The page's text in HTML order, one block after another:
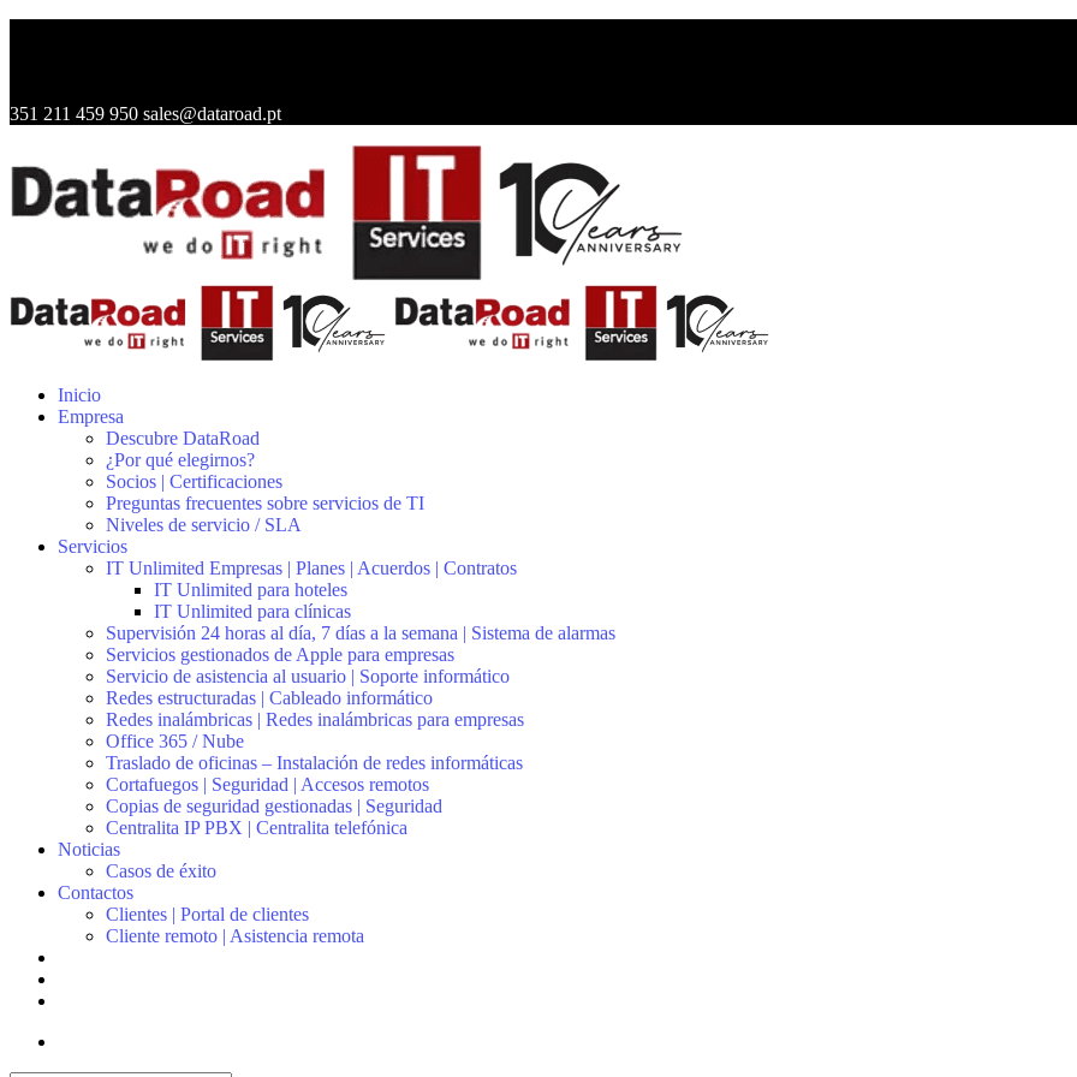
351 211 459 950 sales@dataroad.pt
Inicio
Empresa
Descubre DataRoad
¿Por qué elegirnos?
Socios | Certificaciones
Preguntas frecuentes sobre servicios de TI
Niveles de servicio / SLA
Servicios
IT Unlimited Empresas | Planes | Acuerdos | Contratos
IT Unlimited para hoteles
IT Unlimited para clínicas
Supervisión 24 horas al día, 7 días a la semana | Sistema de alarmas
Servicios gestionados de Apple para empresas
Servicio de asistencia al usuario | Soporte informático
Redes estructuradas | Cableado informático
Redes inalámbricas | Redes inalámbricas para empresas
Office 365 / Nube
Traslado de oficinas – Instalación de redes informáticas
Cortafuegos | Seguridad | Accesos remotos
Copias de seguridad gestionadas | Seguridad
Centralita IP PBX | Centralita telefónica
Noticias
Casos de éxito
Contactos
Clientes | Portal de clientes
Cliente remoto | Asistencia remota